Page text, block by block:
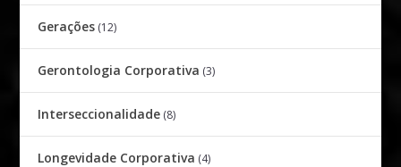
Gerações (12)
Gerontologia Corporativa (3)
Interseccionalidade (8)
Longevidade Corporativa (4)